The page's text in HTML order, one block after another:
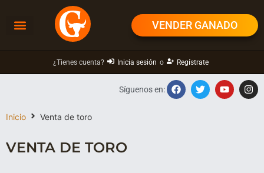
VENDER GANADO
¿Tienes cuenta? Inicia sesión o Regístrate
Inicio Venta de toro
Síguenos en:
VENTA DE TORO